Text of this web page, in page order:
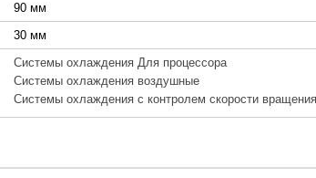
90 мм
30 мм
Системы охлаждения Для процессора
Системы охлаждения воздушные
Системы охлаждения с контролем скорости вращения